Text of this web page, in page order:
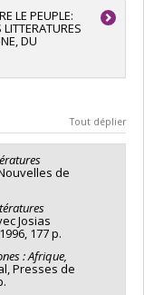
Savoir
Naudillon
recherches en
Savoir
LE PEUPLE:
DU
Tout déplier
de
Josias
177 p.
: Afrique,
Presses de